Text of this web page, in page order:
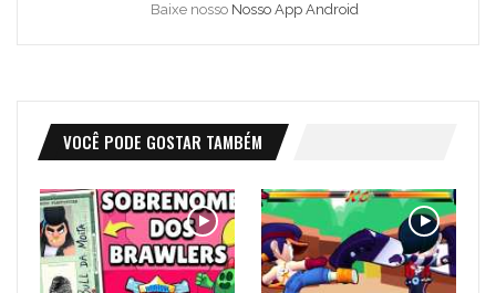
Baixe nosso Nosso App Android
VOCÊ PODE GOSTAR TAMBÉM